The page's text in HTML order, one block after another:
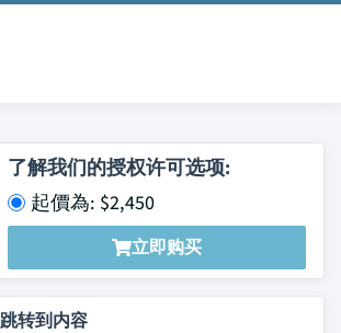
了解我们的授权许可选项:
起價為: $2,450
立即购买
跳转到内容